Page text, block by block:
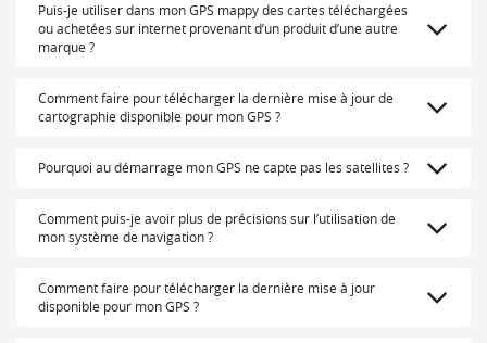
Puis-je utiliser dans mon GPS mappy des cartes téléchargées
ou achetées sur internet provenant d’un produit d’une autre
marque ?
Comment faire pour télécharger la dernière mise à jour de
cartographie disponible pour mon GPS ?
Pourquoi au démarrage mon GPS ne capte pas les satellites ?
Comment puis-je avoir plus de précisions sur l’utilisation de
mon système de navigation ?
Comment faire pour télécharger la dernière mise à jour
disponible pour mon GPS ?